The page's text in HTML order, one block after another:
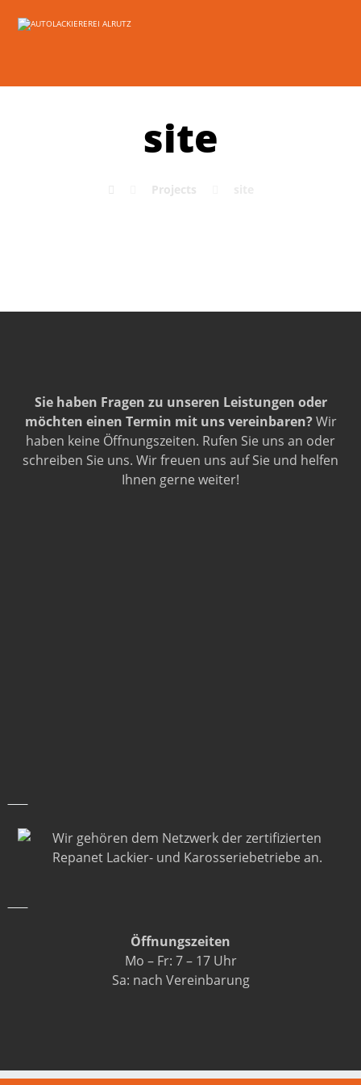
site
Projects
Sie haben Fragen zu unseren Leistungen oder
möchten einen Termin mit uns vereinbaren?Wir
haben keine Öffnungszeiten. Rufen Sie uns an oder
schreiben Sie uns. Wir freuen uns auf Sie und helfen
Ihnen gerne weiter!
Wir gehören dem Netzwerk der zertifizierten
Repanet Lackier- und Karosseriebetriebe an.
Öffnungszeiten
Mo – Fr: 7 – 17 Uhr
Sa: nach Vereinbarung